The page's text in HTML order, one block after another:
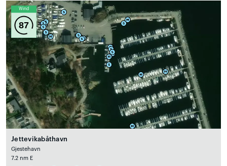
Wind
87
Jettevikabåthavn
Gjestehavn
7.2 nm E